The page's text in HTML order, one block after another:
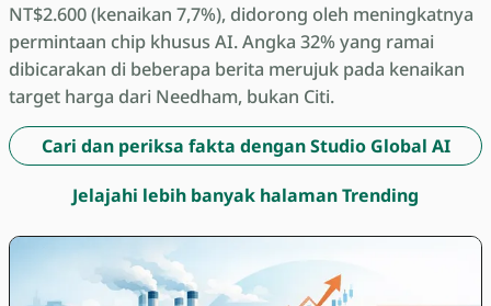
NT$2.600 (kenaikan 7,7%), didorong oleh meningkatnya
permintaan chip khusus AI. Angka 32% yang ramai
dibicarakan di beberapa berita merujuk pada kenaikan
target harga dari Needham, bukan Citi.
Cari dan periksa fakta dengan Studio Global AI
Jelajahi lebih banyak halaman Trending